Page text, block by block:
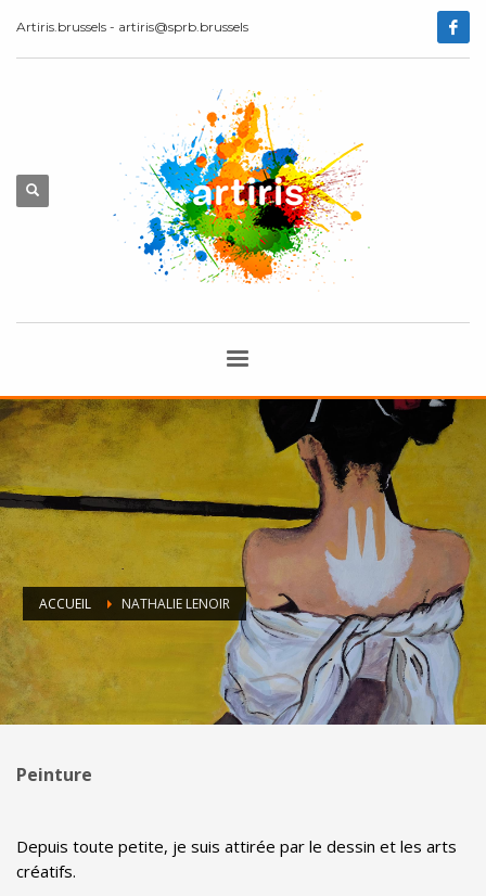
Artiris.brussels - artiris@sprb.brussels
ACCUEIL NATHALIE LENOIR
Peinture
Depuis toute petite, je suis attirée par le dessin et les arts
créatifs.